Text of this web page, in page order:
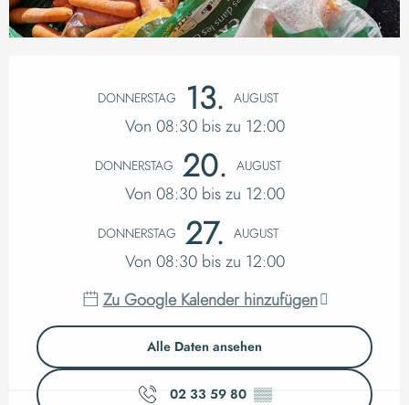
Öffnungszeiten &
DONNERSTAG 13. AUGUST
Von 08:30 bis zu 12:00
DONNERSTAG 20. AUGUST
Von 08:30 bis zu 12:00
DONNERSTAG 27. AUGUST
Von 08:30 bis zu 12:00
Zu Google Kalender hinzufügen
Alle Daten ansehen
02 33 59 80 ▒▒